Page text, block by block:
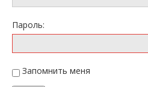
Пароль:
Запомнить меня